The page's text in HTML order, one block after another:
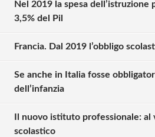
Nel 2019 la spesa dell’istruzione
3,5% del Pil
Francia. Dal 2019 l’obbligo
Se anche in Italia fosse
dell’infanzia
Il nuovo istituto professionale: al
scolastico